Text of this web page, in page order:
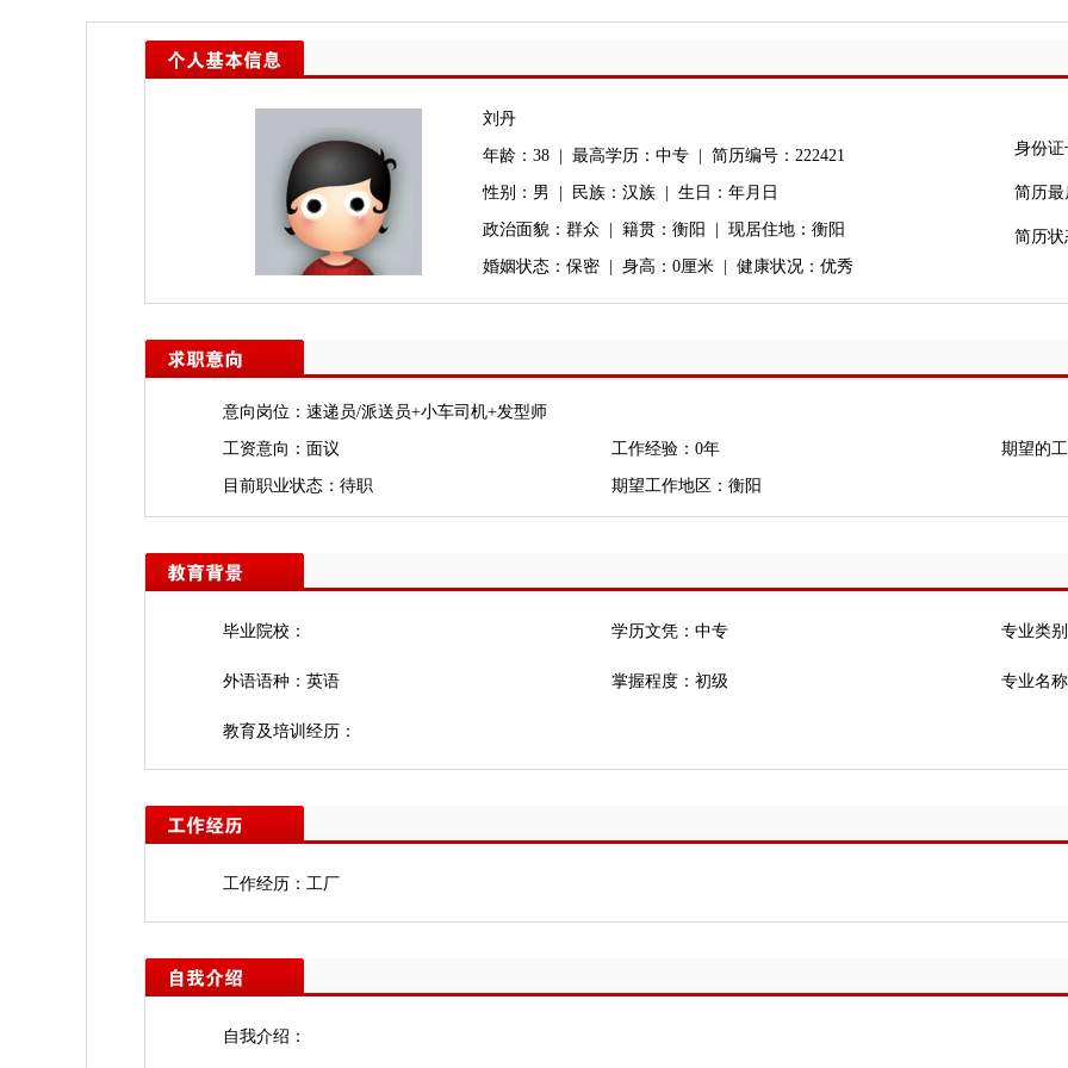
刘丹
年龄：38 | 最高学历：中专 | 简历编号：222421
性别：男 | 民族：汉族 | 生日：年月日
政治面貌：群众 | 籍贯：衡阳 | 现居住地：衡阳
婚姻状态：保密 | 身高：0厘米 | 健康状况：优秀
身份
简历最
简历
意向岗位：速递员/派送员+小车司机+发型师
工资意向：面议 工作经验：0年 期望的
目前职业状态：待职 期望工作地区：衡阳
毕业院校： 学历文凭：中专 专业类
外语语种：英语 掌握程度：初级 专业名
教育及培训经历：
工作经历：工厂
自我介绍：